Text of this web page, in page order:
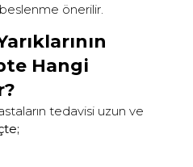
önerilir.
Hangi
tedavisi uzun ve